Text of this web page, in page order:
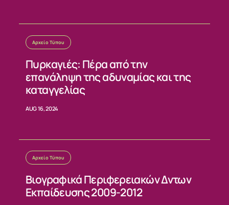
Αρχείο Τύπου
Πυρκαγιές: Πέρα από την
επανάληψη της αδυναμίας και της
καταγγελίας
AUG 16, 2024
Αρχείο Τύπου
Βιογραφικά Περιφερειακών Δντων
Εκπαίδευσης 2009-2012